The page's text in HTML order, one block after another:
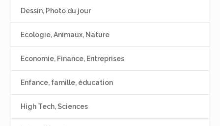
Dessin, Photo du jour
Ecologie, Animaux, Nature
Economie, Finance, Entreprises
Enfance, famille, éducation
High Tech, Sciences